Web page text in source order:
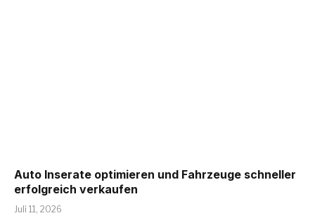
Auto Inserate optimieren und Fahrzeuge schneller
erfolgreich verkaufen
Juli 11, 2026